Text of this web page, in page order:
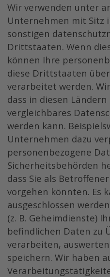
Wir verwenden unter
Unternehmen mit Sitz
sonstigen
Drittstaaten. Wenn
können Ihre
diese Drittstaaten
verarbeitet werden.
dass in diesen
vergleichbares
werden kann.
Unternehmen dazu
personenbezogene
Sicherheitsbehörden
dass Sie als
vorgehen könnten. Es
ausgeschlossen
(z. B. Geheimdienste)
befindlichen Daten zu
verarbeiten,
speichern. Wir haben